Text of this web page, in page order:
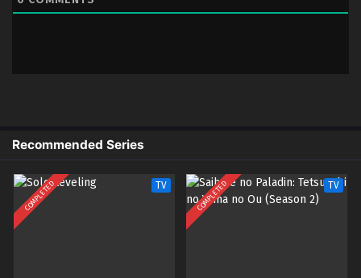
x265/HEVC Subtitle Indonesia &
x265/HEVC Subtitle Indonesia &
Recommended Series
COMPLETED TV COMPLETED TV